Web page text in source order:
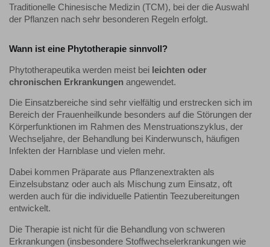
Traditionelle Chinesische Medizin (TCM), bei der die Auswahl
der Pflanzen nach sehr besonderen Regeln erfolgt.
Wann ist eine Phytotherapie sinnvoll?
Phytotherapeutika werden meist bei leichten oder
chronischen Erkrankungen angewendet.
Die Einsatzbereiche sind sehr vielfältig und erstrecken sich im
Bereich der Frauenheilkunde besonders auf die Störungen der
Körperfunktionen im Rahmen des Menstruationszyklus, der
Wechseljahre, der Behandlung bei Kinderwunsch, häufigen
Infekten der Harnblase und vielen mehr.
Dabei kommen Präparate aus Pflanzenextrakten als
Einzelsubstanz oder auch als Mischung zum Einsatz, oft
werden auch für die individuelle Patientin Teezubereitungen
entwickelt.
Die Therapie ist nicht für die Behandlung von schweren
Erkrankungen (insbesondere Stoffwechselerkrankungen wie